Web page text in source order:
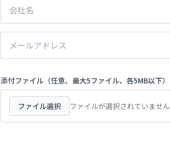
添付ファイル（任意、最大5ファイル、各5MB以下）
ファイル選択 ファイルが選択されていません